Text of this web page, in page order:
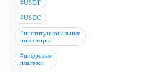
#USDT
#USDC
#институциональные
инвесторы
#цифровые
платежи